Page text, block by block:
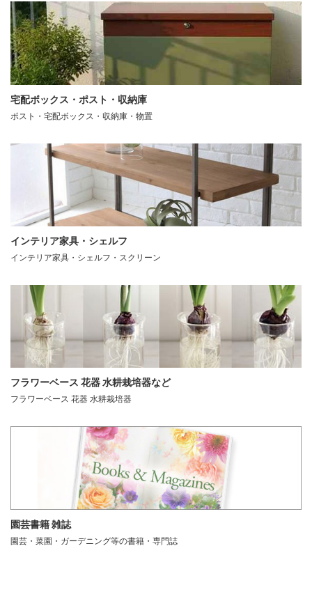
宅配ボックス・ポスト・収納庫
ポスト・宅配ボックス・収納庫・物置
インテリア家具・シェルフ
インテリア家具・シェルフ・スクリーン
フラワーベース 花器 水耕栽培器など
フラワーベース 花器 水耕栽培器
園芸書籍 雑誌
園芸・菜園・ガーデニング等の書籍・専門誌